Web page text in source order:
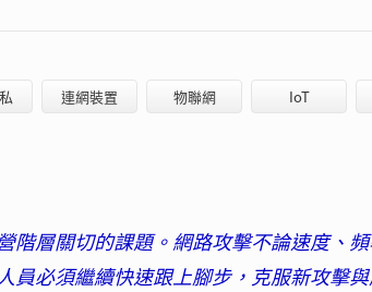
連網裝置 物聯網 IoT
階層關切的課題。網路攻擊不論速度、
員必須繼續快速跟上腳步，克服新攻擊